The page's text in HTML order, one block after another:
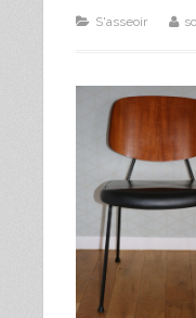
S'asseoir